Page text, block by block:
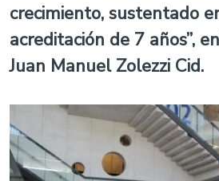
crecimiento, sustentado
acreditación de 7 años”,
Juan Manuel Zolezzi Cid.